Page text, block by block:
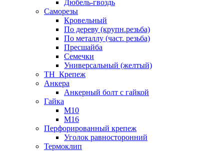
Дюбель-гвоздь
Саморезы
Кровельный
По дереву (крупн.резьба)
По металлу (част. резьба)
Пресшайба
Семечки
Универсальный (желтый)
ТН_Крепеж
Анкера
Анкерный болт с гайкой
Гайка
М10
М16
Перфорированный крепеж
Уголок равносторонний
Термоклип